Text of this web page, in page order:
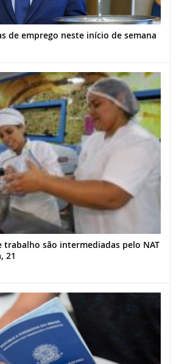
de emprego neste início de semana
trabalho são intermediadas pelo NAT
21